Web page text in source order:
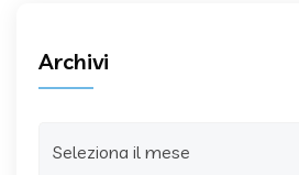
Archivi